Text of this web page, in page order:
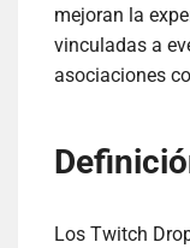
mejoran la
vinculadas a
asociaciones
Los Twitch